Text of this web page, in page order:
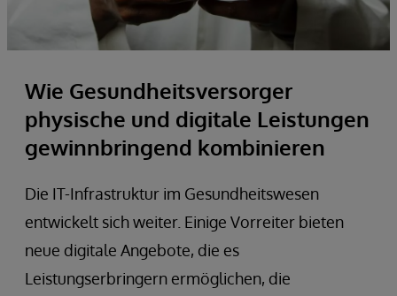
Wie Gesundheitsversorger
physische und digitale Leistungen
gewinnbringend kombinieren
Die IT-Infrastruktur im Gesundheitswesen
entwickelt sich weiter. Einige Vorreiter bieten
neue digitale Angebote, die es
Leistungserbringern ermöglichen, die